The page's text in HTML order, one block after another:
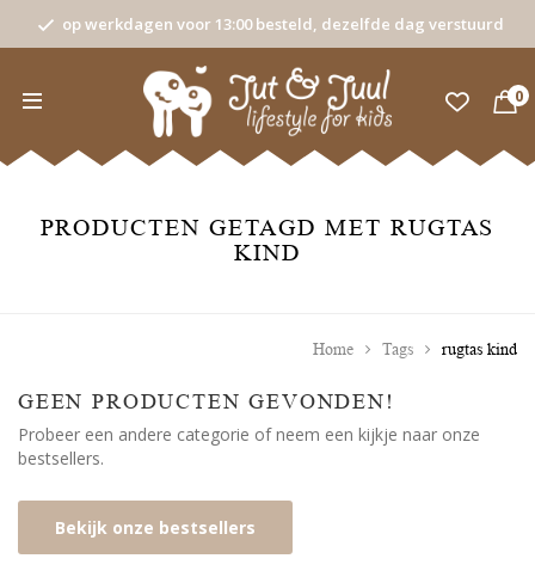
op werkdagen voor 13:00 besteld, dezelfde dag verstuurd
0
PRODUCTEN GETAGD MET RUGTAS
KIND
Home Tags rugtas kind
GEEN PRODUCTEN GEVONDEN!
Probeer een andere categorie of neem een kijkje naar onze
bestsellers.
Bekijk onze bestsellers